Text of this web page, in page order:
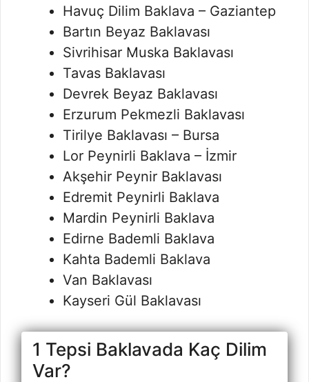
Havuç Dilim Baklava – Gaziantep
Bartın Beyaz Baklavası
Sivrihisar Muska Baklavası
Tavas Baklavası
Devrek Beyaz Baklavası
Erzurum Pekmezli Baklavası
Tirilye Baklavası – Bursa
Lor Peynirli Baklava – İzmir
Akşehir Peynir Baklavası
Edremit Peynirli Baklava
Mardin Peynirli Baklava
Edirne Bademli Baklava
Kahta Bademli Baklava
Van Baklavası
Kayseri Gül Baklavası
1 Tepsi Baklavada Kaç Dilim
Var?